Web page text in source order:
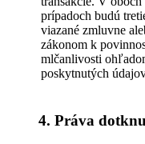
prípadoch budú
viazané zmluvne
zákonom k
mlčanlivosti
poskytnutých
4. Práva